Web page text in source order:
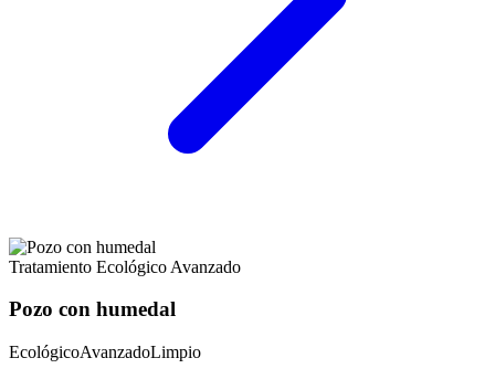
Tratamiento Ecológico Avanzado
Pozo con humedal
EcológicoAvanzadoLimpio